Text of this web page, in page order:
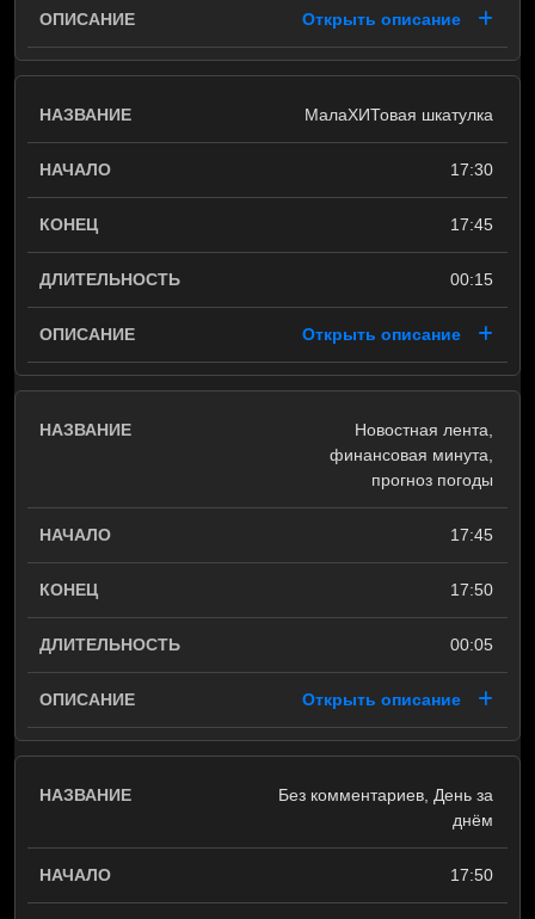
Открыть описание
МалаХИТовая шкатулка
17:30
17:45
00:15
Открыть описание
Новостная лента,
финансовая минута,
прогноз погоды
17:45
17:50
00:05
Открыть описание
Без комментариев, День за
днём
17:50